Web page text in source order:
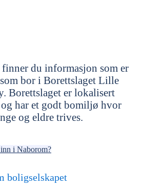
finner du informasjon som er
bor i Borettslaget Lille
Borettslaget er lokalisert
har et godt bomiljø hvor
og eldre trives.
i Naborom?
boligselskapet